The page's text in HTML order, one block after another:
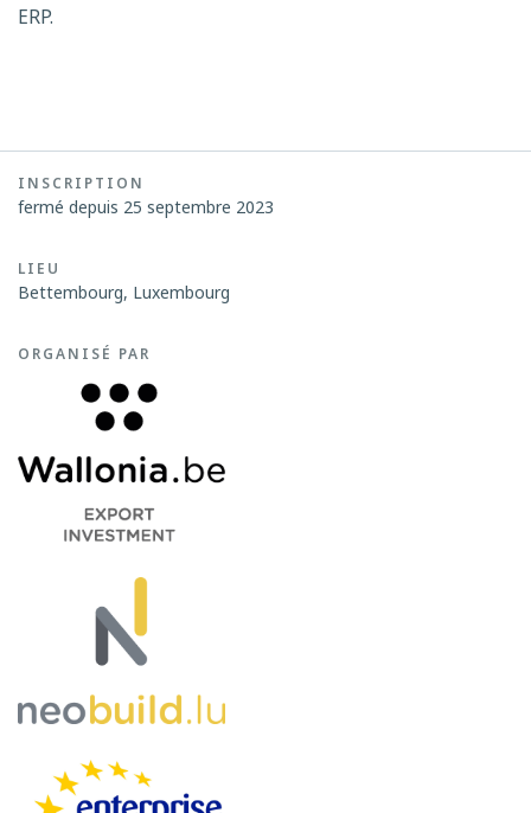
ERP.
INSCRIPTION
fermé depuis 25 septembre 2023
LIEU
Bettembourg, Luxembourg
ORGANISÉ PAR